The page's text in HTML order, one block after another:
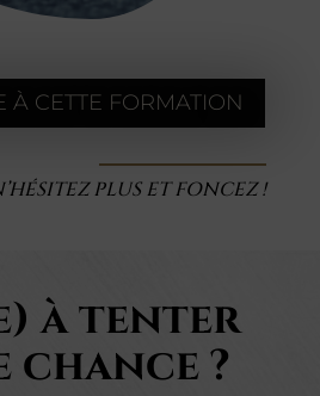
À CETTE FORMATION
PLUS ET FONCEZ !
à tenter
?